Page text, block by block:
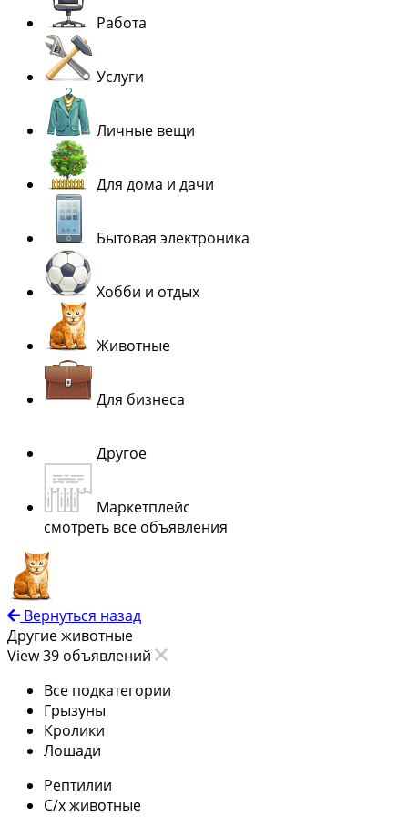
Работа
Услуги
Личные вещи
Для дома и дачи
Бытовая электроника
Хобби и отдых
Животные
Для бизнеса
Другое
Маркетплейс
смотреть все объявления
Вернуться назад
Другие животные
View 39 объявлений
Все подкатегории
Грызуны
Кролики
Лошади
Рептилии
С/х животные